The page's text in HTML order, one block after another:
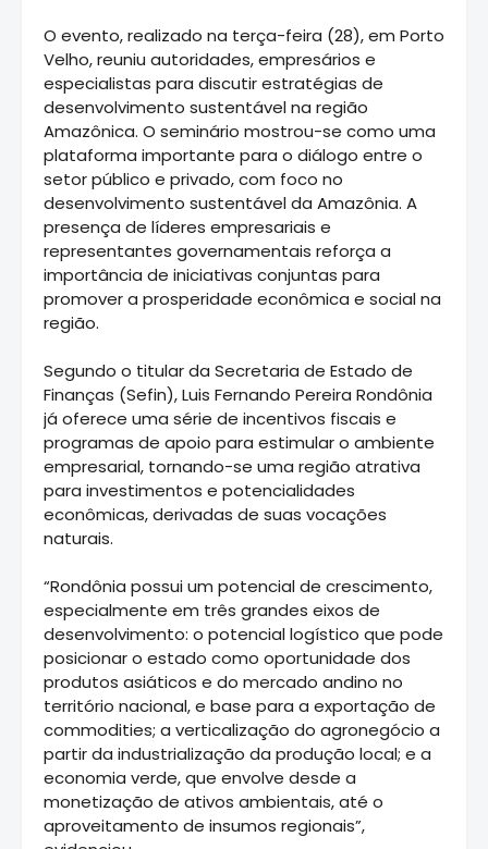
O evento, realizado na terça-feira (28), em Porto
Velho, reuniu autoridades, empresários e
especialistas para discutir estratégias de
desenvolvimento sustentável na região
Amazônica. O seminário mostrou-se como uma
plataforma importante para o diálogo entre o
setor público e privado, com foco no
desenvolvimento sustentável da Amazônia. A
presença de líderes empresariais e
representantes governamentais reforça a
importância de iniciativas conjuntas para
promover a prosperidade econômica e social na
região.
Segundo o titular da Secretaria de Estado de
Finanças (Sefin), Luis Fernando Pereira Rondônia
já oferece uma série de incentivos fiscais e
programas de apoio para estimular o ambiente
empresarial, tornando-se uma região atrativa
para investimentos e potencialidades
econômicas, derivadas de suas vocações
naturais.
“Rondônia possui um potencial de crescimento,
especialmente em três grandes eixos de
desenvolvimento: o potencial logístico que pode
posicionar o estado como oportunidade dos
produtos asiáticos e do mercado andino no
território nacional, e base para a exportação de
commodities; a verticalização do agronegócio a
partir da industrialização da produção local; e a
economia verde, que envolve desde a
monetização de ativos ambientais, até o
aproveitamento de insumos regionais”,